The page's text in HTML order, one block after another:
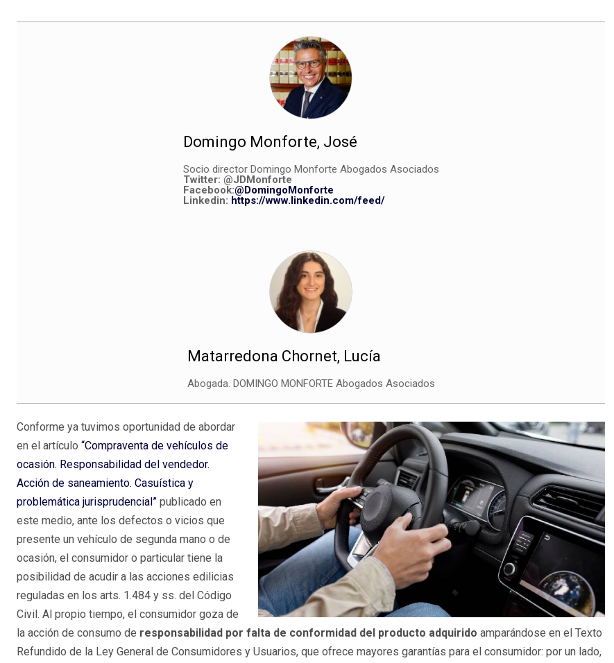
Domingo Monforte, José
Socio director Domingo Monforte Abogados Asociados
Twitter: @JDMonforte
Facebook:@DomingoMonforte
Linkedin: https://www.linkedin.com/feed/
Matarredona Chornet, Lucía
Abogada. DOMINGO MONFORTE Abogados Asociados
Conforme ya tuvimos oportunidad de abordar
en el artículo “Compraventa de vehículos de
ocasión. Responsabilidad del vendedor.
Acción de saneamiento. Casuística y
problemática jurisprudencial” publicado en
este medio, ante los defectos o vicios que
presente un vehículo de segunda mano o de
ocasión, el consumidor o particular tiene la
posibilidad de acudir a las acciones edilicias
reguladas en los arts. 1.484 y ss. del Código
Civil. Al propio tiempo, el consumidor goza de
la acción de consumo de responsabilidad por falta de conformidad del producto adquirido amparándose en el Texto
Refundido de la Ley General de Consumidores y Usuarios, que ofrece mayores garantías para el consumidor: por un lado,